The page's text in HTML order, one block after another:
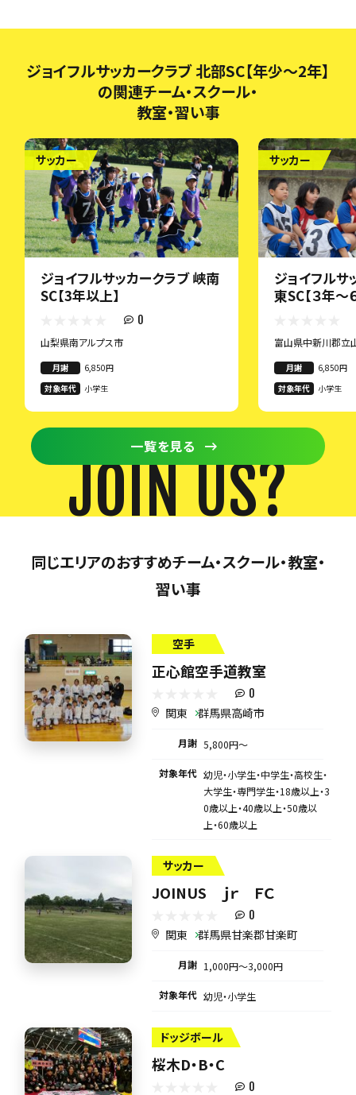
ジョイフルサッカークラブ 北部SC【年少～2年】
の関連チーム・スクール・
教室・習い事
サッカー
ジョイフルサッカークラブ 峡南
SC【3年以上】
0
山梨県南アルプス市
月謝
6,850円
対象年代
小学生
サッカー
ジョイフルサ
東SC【３年～
富山県中新川郡立
月謝
6,850円
対象年代
小学生
一覧を見る
JOIN US?
同じエリアのおすすめチーム・スクール・教室・
習い事
空手
正心館空手道教室
0
関東 群馬県高崎市
月謝 5,800円〜
対象年代 幼児・小学生・中学生・高校生・
大学生・専門学生・18歳以上・3
0歳以上・40歳以上・50歳以
上・60歳以上
サッカー
JOINUS ｊｒ ＦＣ
0
関東 群馬県甘楽郡甘楽町
月謝 1,000円〜3,000円
対象年代 幼児・小学生
ドッジボール
桜木D・B・C
0